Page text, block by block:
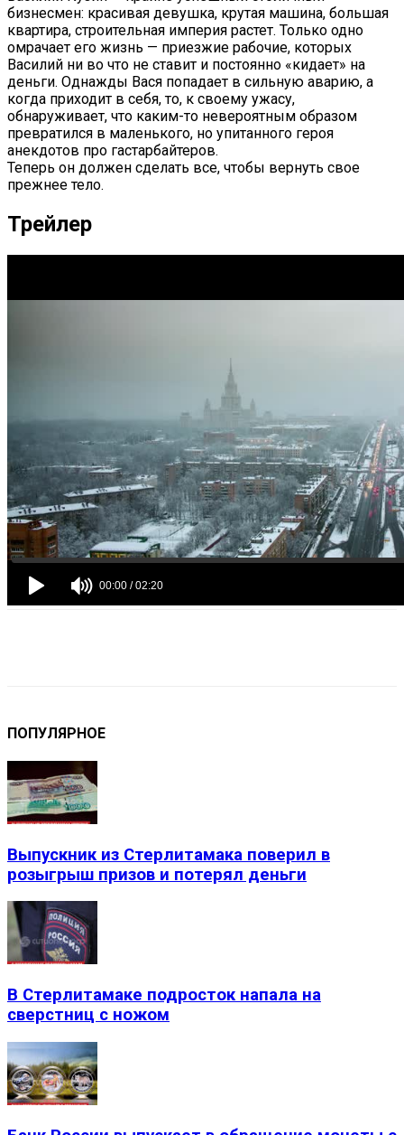
бизнесмен: красивая девушка, крутая машина, большая
квартира, строительная империя растет. Только одно
омрачает его жизнь — приезжие рабочие, которых
Василий ни во что не ставит и постоянно «кидает» на
деньги. Однажды Вася попадает в сильную аварию, а
когда приходит в себя, то, к своему ужасу,
обнаруживает, что каким-то невероятным образом
превратился в маленького, но упитанного героя
анекдотов про гастарбайтеров.
Теперь он должен сделать все, чтобы вернуть свое
прежнее тело.
Трейлер
ПОПУЛЯРНОЕ
Выпускник из Стерлитамака поверил в
розыгрыш призов и потерял деньги
В Стерлитамаке подросток напала на
сверстниц с ножом